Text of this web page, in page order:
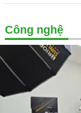
Công nghệ